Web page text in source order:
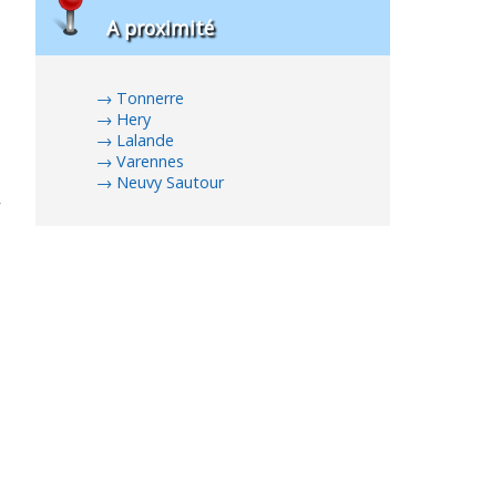
A proximité
Tonnerre
Hery
Lalande
Varennes
Neuvy Sautour